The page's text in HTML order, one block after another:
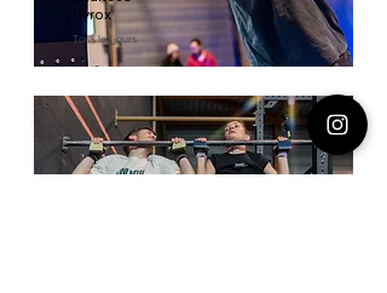
Hyrox
Tous les jours